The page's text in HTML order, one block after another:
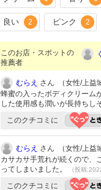
良い 2 ピンク 2
このお店・スポットの
推薦者
むらえ さん （女性/上益
蜂蜜の入ったボディクリーム
した使用感も潤いが長持ちし
このクチコミに
むらえ さん （女性/上益
カサカサ手荒れが続くので、
ってしまいました。
（投稿
このクチコミに